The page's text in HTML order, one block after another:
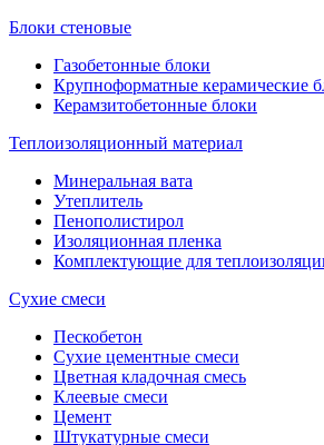
Блоки стеновые
Газобетонные блоки
Крупноформатные керамические
Керамзитобетонные блоки
Теплоизоляционный материал
Минеральная вата
Утеплитель
Пенополистирол
Изоляционная пленка
Комплектующие для
Сухие смеси
Пескобетон
Сухие цементные смеси
Цветная кладочная смесь
Клеевые смеси
Цемент
Штукатурные смеси